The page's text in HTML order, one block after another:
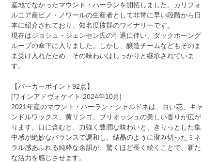
産地でなかったマウント・ハーランを開拓しました。カリフォ
ルニア産ピノ・ノワールの生産者として非常に早い段階から日
本に紹介されており、知名度抜群のワイナリーです。
現在はジョシュ・ジェンセン氏の引退に伴い、ダックホーング
ループの傘下に入りました。しかし、醸造チームなどもそのま
ま受け入れたため、その味わいはしっかりと継承されていま
す。
【パーカーポイント92点】
[ワインアドヴォケイト 2024年10月]
2021年産のマウント・ハーラン・シャルドネは、白い花、キャ
ンドルワックス、黄リンゴ、ブリオッシュの美しい香りが広が
ります。口に含むと、力強く豊潤な味わいと、きりっとした集
中感が絶妙なバランスで調和し、結晶のように澄み切ったミネ
ラル感あふれる純粋な余韻が、驚くほど長く続くことで、新た
な活力を感じさせます。